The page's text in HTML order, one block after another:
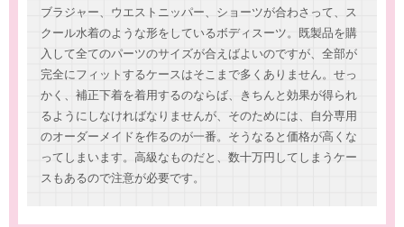
ブラジャー、ウエストニッパー、ショーツが合わさって、ス
クール水着のような形をしているボディスーツ。既製品を購
入して全てのパーツのサイズが合えばよいのですが、全部が
完全にフィットするケースはそこまで多くありません。せっ
かく、補正下着を着用するのならば、きちんと効果が得られ
るようにしなければなりませんが、そのためには、自分専用
のオーダーメイドを作るのが一番。そうなると価格が高くな
ってしまいます。高級なものだと、数十万円してしまうケー
スもあるので注意が必要です。